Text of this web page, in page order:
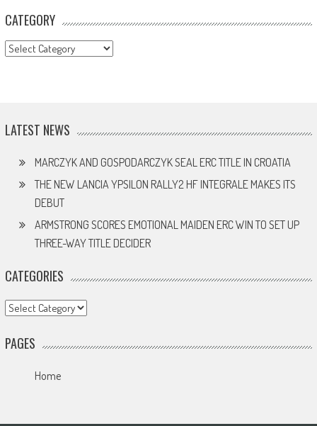
CATEGORY
CATEGORY
LATEST NEWS
MARCZYK AND GOSPODARCZYK SEAL ERC TITLE IN CROATIA
THE NEW LANCIA YPSILON RALLY2 HF INTEGRALE MAKES ITS
DEBUT
ARMSTRONG SCORES EMOTIONAL MAIDEN ERC WIN TO SET UP
THREE-WAY TITLE DECIDER
CATEGORIES
Categories
PAGES
Home